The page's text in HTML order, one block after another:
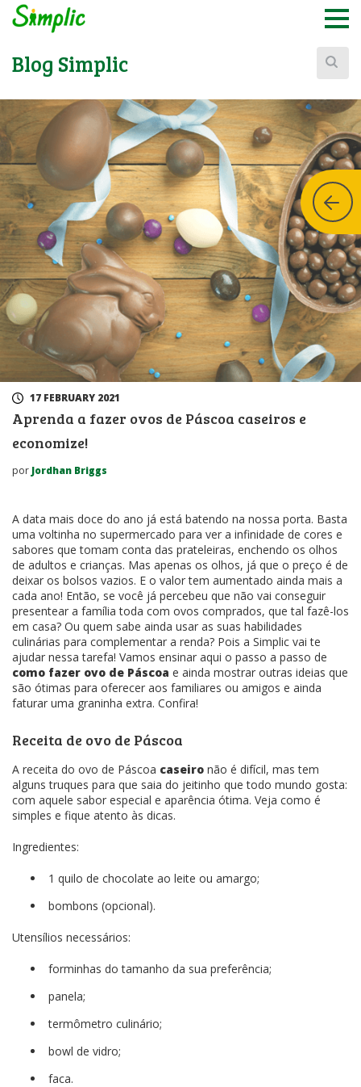
Blog Simplic
17 FEBRUARY 2021
Aprenda a fazer ovos de Páscoa caseiros e
economize!
por Jordhan Briggs
A data mais doce do ano já está batendo na nossa porta. Basta
uma voltinha no supermercado para ver a infinidade de cores e
sabores que tomam conta das prateleiras, enchendo os olhos
de adultos e crianças. Mas apenas os olhos, já que o preço é de
deixar os bolsos vazios. E o valor tem aumentado ainda mais a
cada ano! Então, se você já percebeu que não vai conseguir
presentear a família toda com ovos comprados, que tal fazê-los
em casa? Ou quem sabe ainda usar as suas habilidades
culinárias para complementar a renda? Pois a Simplic vai te
ajudar nessa tarefa! Vamos ensinar aqui o passo a passo de
como fazer ovo de Páscoa e ainda mostrar outras ideias que
são ótimas para oferecer aos familiares ou amigos e ainda
faturar uma graninha extra. Confira!
Receita de ovo de Páscoa
A receita do ovo de Páscoa caseiro não é difícil, mas tem
alguns truques para que saia do jeitinho que todo mundo gosta:
com aquele sabor especial e aparência ótima. Veja como é
simples e fique atento às dicas.
Ingredientes:
1 quilo de chocolate ao leite ou amargo;
bombons (opcional).
Utensílios necessários:
forminhas do tamanho da sua preferência;
panela;
termômetro culinário;
bowl de vidro;
faca.
Buscar: